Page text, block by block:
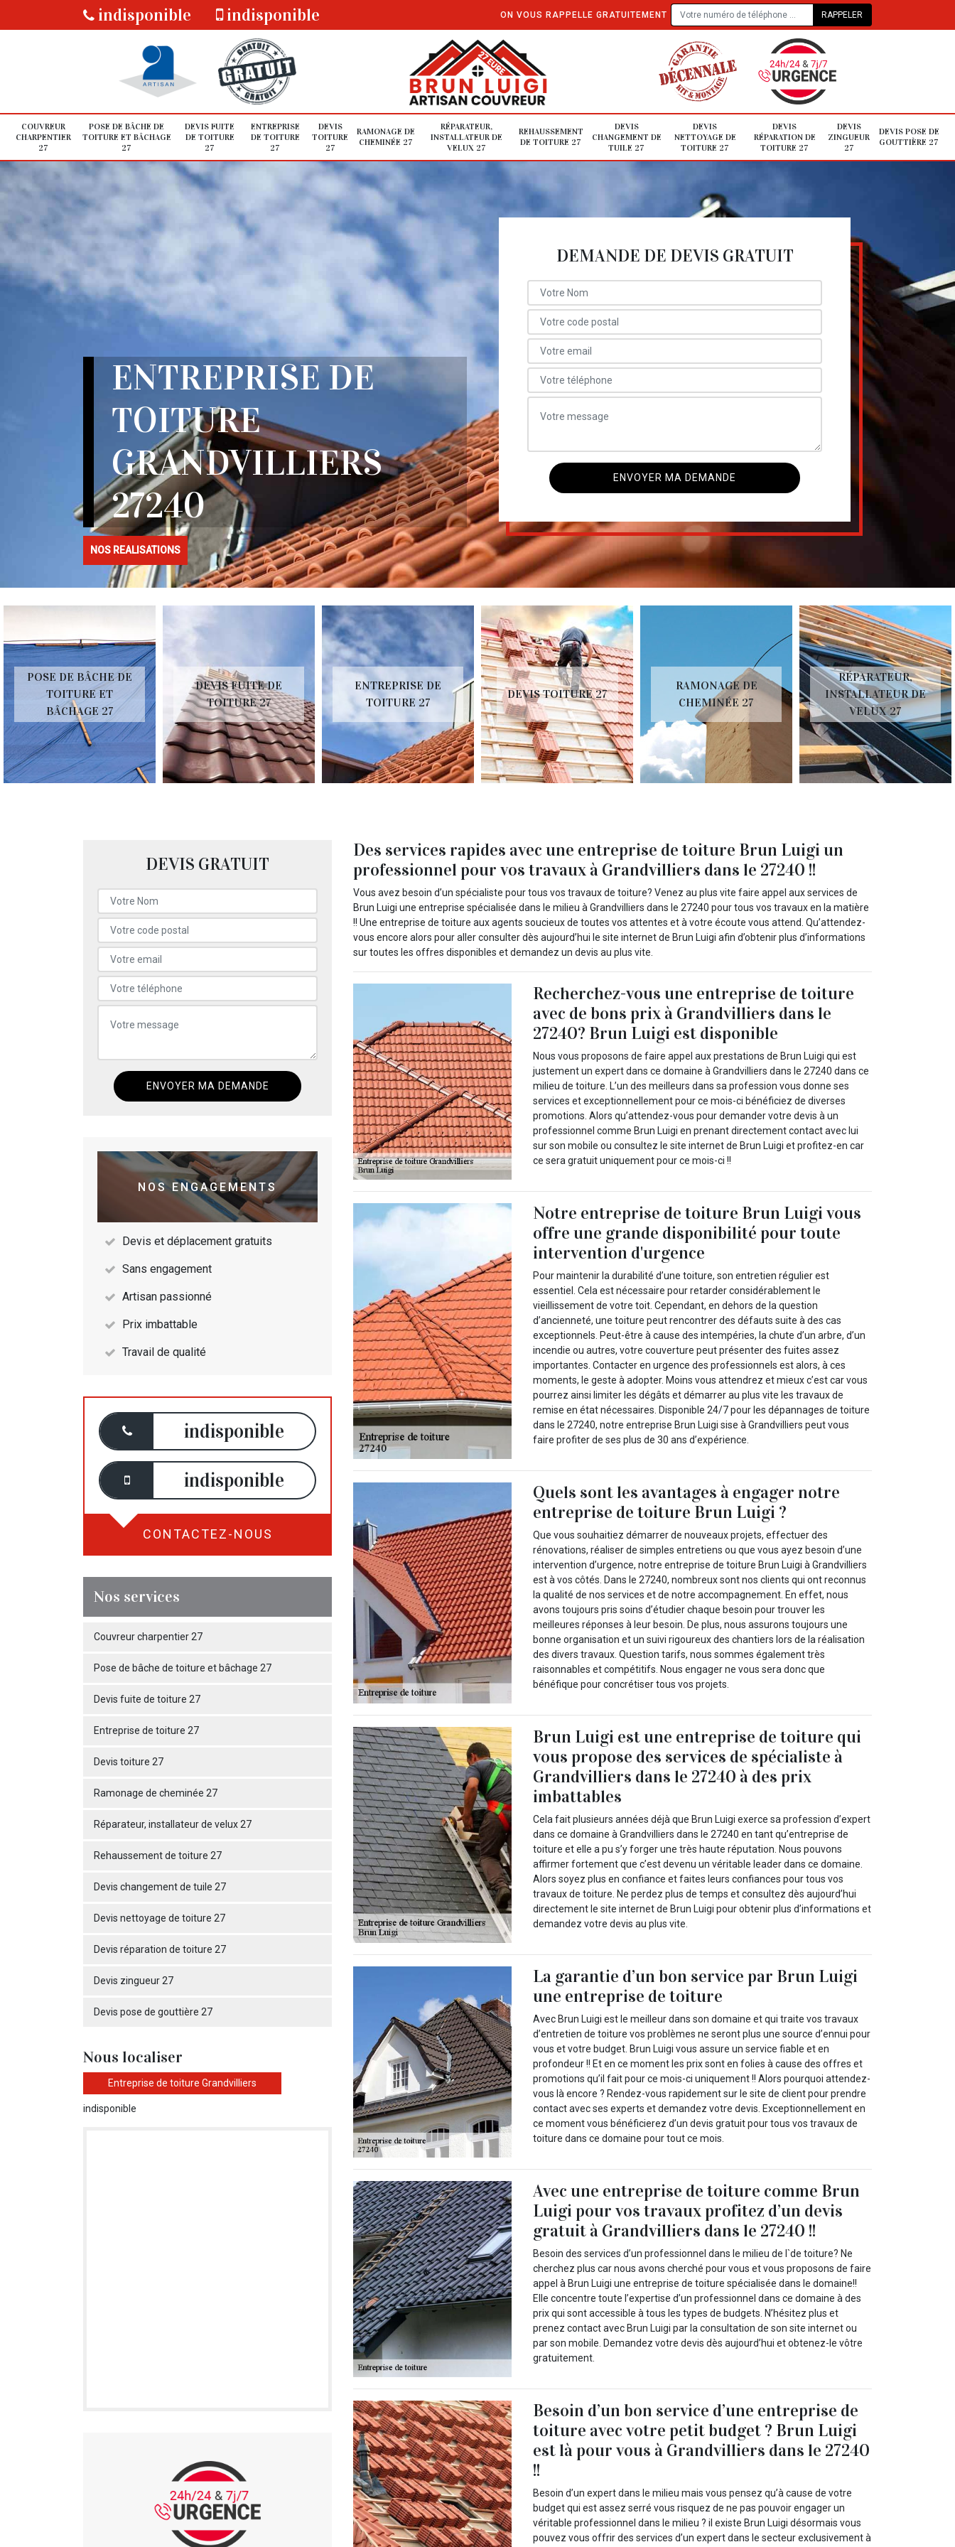
indisponible indisponible ON VOUS RAPPELLE GRATUITEMENT
COUVREUR
CHARPENTIER
27
POSE DE BÂCHE DE
TOITURE ET BÂCHAGE
27
DEVIS FUITE
DE TOITURE
27
ENTREPRISE
DE TOITURE
27
DEVIS
TOITURE
27
RAMONAGE DE
CHEMINÉE 27
RÉPARATEUR,
INSTALLATEUR DE
VELUX 27
REHAUSSEMENT
DE TOITURE 27
DEVIS
CHANGEMENT DE
TUILE 27
DEVIS
NETTOYAGE DE
TOITURE 27
DEVIS
RÉPARATION DE
TOITURE 27
DEVIS
ZINGUEUR
27
DEVIS POSE DE
GOUTTIÈRE 27
ENTREPRISE DE
TOITURE
GRANDVILLIERS
27240
NOS REALISATIONS
DEMANDE DE DEVIS GRATUIT
POSE DE BÂCHE DE
TOITURE ET
BÂCHAGE 27
DEVIS FUITE DE
TOITURE 27
ENTREPRISE DE
TOITURE 27
DEVIS TOITURE 27
RAMONAGE DE
CHEMINÉE 27
RÉPARATEUR,
INSTALLATEUR DE
VELUX 27
DEVIS GRATUIT
NOS ENGAGEMENTS
Devis et déplacement gratuits
Sans engagement
Artisan passionné
Prix imbattable
Travail de qualité
indisponible
indisponible
CONTACTEZ-NOUS
Nos services
Couvreur charpentier 27
Pose de bâche de toiture et bâchage 27
Devis fuite de toiture 27
Entreprise de toiture 27
Devis toiture 27
Ramonage de cheminée 27
Réparateur, installateur de velux 27
Rehaussement de toiture 27
Devis changement de tuile 27
Devis nettoyage de toiture 27
Devis réparation de toiture 27
Devis zingueur 27
Devis pose de gouttière 27
Nous localiser
Entreprise de toiture Grandvilliers
indisponible
Des services rapides avec une entreprise de toiture Brun Luigi un
professionnel pour vos travaux à Grandvilliers dans le 27240 !!
Vous avez besoin d’un spécialiste pour tous vos travaux de toiture? Venez au plus vite faire appel aux services de
Brun Luigi une entreprise spécialisée dans le milieu à Grandvilliers dans le 27240 pour tous vos travaux en la matière
!! Une entreprise de toiture aux agents soucieux de toutes vos attentes et à votre écoute vous attend. Qu’attendez-
vous encore alors pour aller consulter dès aujourd’hui le site internet de Brun Luigi afin d’obtenir plus d’informations
sur toutes les offres disponibles et demandez un devis au plus vite.
Recherchez-vous une entreprise de toiture
avec de bons prix à Grandvilliers dans le
27240? Brun Luigi est disponible
Nous vous proposons de faire appel aux prestations de Brun Luigi qui est
justement un expert dans ce domaine à Grandvilliers dans le 27240 dans ce
milieu de toiture. L’un des meilleurs dans sa profession vous donne ses
services et exceptionnellement pour ce mois-ci bénéficiez de diverses
promotions. Alors qu’attendez-vous pour demander votre devis à un
professionnel comme Brun Luigi en prenant directement contact avec lui
sur son mobile ou consultez le site internet de Brun Luigi et profitez-en car
ce sera gratuit uniquement pour ce mois-ci !!
Notre entreprise de toiture Brun Luigi vous
offre une grande disponibilité pour toute
intervention d'urgence
Pour maintenir la durabilité d’une toiture, son entretien régulier est
essentiel. Cela est nécessaire pour retarder considérablement le
vieillissement de votre toit. Cependant, en dehors de la question
d’ancienneté, une toiture peut rencontrer des défauts suite à des cas
exceptionnels. Peut-être à cause des intempéries, la chute d’un arbre, d’un
incendie ou autres, votre couverture peut présenter des fuites assez
importantes. Contacter en urgence des professionnels est alors, à ces
moments, le geste à adopter. Moins vous attendrez et mieux c’est car vous
pourrez ainsi limiter les dégâts et démarrer au plus vite les travaux de
remise en état nécessaires. Disponible 24/7 pour les dépannages de toiture
dans le 27240, notre entreprise Brun Luigi sise à Grandvilliers peut vous
faire profiter de ses plus de 30 ans d’expérience.
Quels sont les avantages à engager notre
entreprise de toiture Brun Luigi ?
Que vous souhaitiez démarrer de nouveaux projets, effectuer des
rénovations, réaliser de simples entretiens ou que vous ayez besoin d’une
intervention d’urgence, notre entreprise de toiture Brun Luigi à Grandvilliers
est à vos côtés. Dans le 27240, nombreux sont nos clients qui ont reconnus
la qualité de nos services et de notre accompagnement. En effet, nous
avons toujours pris soins d’étudier chaque besoin pour trouver les
meilleures réponses à leur besoin. De plus, nous assurons toujours une
bonne organisation et un suivi rigoureux des chantiers lors de la réalisation
des divers travaux. Question tarifs, nous sommes également très
raisonnables et compétitifs. Nous engager ne vous sera donc que
bénéfique pour concrétiser tous vos projets.
Brun Luigi est une entreprise de toiture qui
vous propose des services de spécialiste à
Grandvilliers dans le 27240 à des prix
imbattables
Cela fait plusieurs années déjà que Brun Luigi exerce sa profession d’expert
dans ce domaine à Grandvilliers dans le 27240 en tant qu’entreprise de
toiture et elle a pu s’y forger une très haute réputation. Nous pouvons
affirmer fortement que c’est devenu un véritable leader dans ce domaine.
Alors soyez plus en confiance et faites leurs confiances pour tous vos
travaux de toiture. Ne perdez plus de temps et consultez dès aujourd’hui
directement le site internet de Brun Luigi pour obtenir plus d’informations et
demandez votre devis au plus vite.
La garantie d’un bon service par Brun Luigi
une entreprise de toiture
Avec Brun Luigi est le meilleur dans son domaine et qui traite vos travaux
d’entretien de toiture vos problèmes ne seront plus une source d’ennui pour
vous et votre budget. Brun Luigi vous assure un service fiable et en
profondeur !! Et en ce moment les prix sont en folies à cause des offres et
promotions qu’il fait pour ce mois-ci uniquement !! Alors pourquoi attendez-
vous là encore ? Rendez-vous rapidement sur le site de client pour prendre
contact avec ses experts et demandez votre devis. Exceptionnellement en
ce moment vous bénéficierez d’un devis gratuit pour tous vos travaux de
toiture dans ce domaine pour tout ce mois.
Avec une entreprise de toiture comme Brun
Luigi pour vos travaux profitez d’un devis
gratuit à Grandvilliers dans le 27240 !!
Besoin des services d’un professionnel dans le milieu de l`de toiture? Ne
cherchez plus car nous avons cherché pour vous et vous proposons de faire
appel à Brun Luigi une entreprise de toiture spécialisée dans le domaine!!
Elle concentre toute l’expertise d’un professionnel dans ce domaine à des
prix qui sont accessible à tous les types de budgets. N’hésitez plus et
prenez contact avec Brun Luigi par la consultation de son site internet ou
par son mobile. Demandez votre devis dès aujourd’hui et obtenez-le vôtre
gratuitement.
Besoin d’un bon service d’une entreprise de
toiture avec votre petit budget ? Brun Luigi
est là pour vous à Grandvilliers dans le 27240
!!
Besoin d’un expert dans le milieu mais vous pensez qu’à cause de votre
budget qui est assez serré vous risquez de ne pas pouvoir engager un
véritable professionnel dans le milieu ? il existe Brun Luigi désormais vous
pouvez vous offrir des services d’un expert dans le secteur exclusivement à